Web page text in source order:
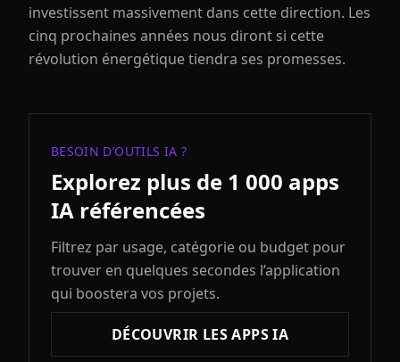
investissent massivement dans cette direction. Les
cinq prochaines années nous diront si cette
révolution énergétique tiendra ses promesses.
BESOIN D’OUTILS IA ?
Explorez plus de 1 000 apps
IA référencées
Filtrez par usage, catégorie ou budget pour
trouver en quelques secondes l’application
qui boostera vos projets.
DÉCOUVRIR LES APPS IA